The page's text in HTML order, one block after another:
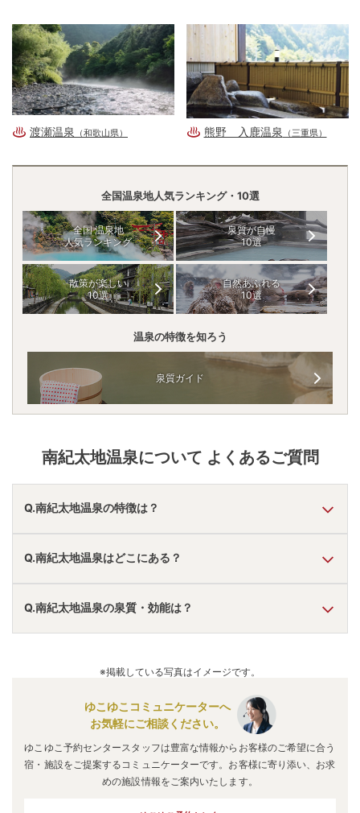
渡瀬温泉 （和歌山県） 熊野 入鹿温泉 （三重県）
全国温泉地人気ランキング・10選
全国 温泉地
人気ランキング
泉質が自慢
10選
散策が楽しい
10選
自然あふれる
10選
温泉の特徴を知ろう
泉質ガイド
南紀太地温泉について よくあるご質問
Q.南紀太地温泉の特徴は？
A. 温泉・お湯の特徴は さらさら
「静か・落ち着いた」「近くに観光地あり」
と言われてい
Q.南紀太地温泉はどこにある？
A. 南紀太地温泉 は、和歌山県東牟婁郡太地町太地
す。
車でお越しの方は、すさみ南ICから車で約60分。
Q.南紀太地温泉の泉質・効能は？
病、皮膚病、不妊症、便秘などと言われています。
※掲載している写真はイメージです。
ゆこゆこコミュニケーターへ
お気軽にご相談ください。
ゆこゆこ予約センタースタッフは豊富な情報からお客様のご希望に合う
宿・施設をご提案するコミュニケーターです。お客様に寄り添い、お求
めの施設情報をご案内いたします。